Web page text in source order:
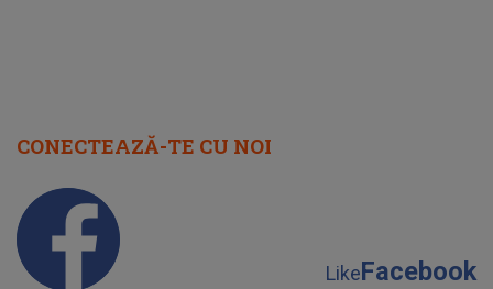
CONECTEAZĂ-TE CU NOI
LikeFacebook